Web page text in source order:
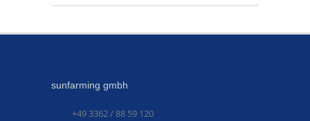
sunfarming gmbh
+49 3362 / 88 59 120